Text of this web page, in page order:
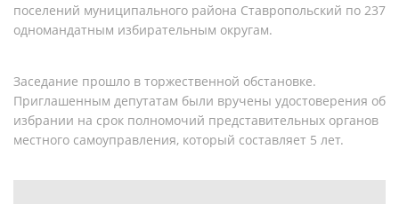
поселений муниципального района Ставропольский по 237
одномандатным избирательным округам.
Заседание прошло в торжественной обстановке.
Приглашенным депутатам были вручены удостоверения об
избрании на срок полномочий представительных органов
местного самоуправления, который составляет 5 лет.